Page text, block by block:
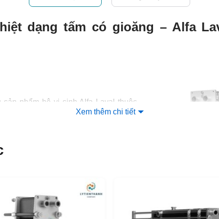
dạng tấm có gioăng – Alfa
sản phẩm hệ vi sinh Alfa Laval thuộc
cao cấp, được thiết kế đặc biệt cho
sản phẩm cách tinh tế. Một số tính
cả tấm và gioăng giúp sản xuất thực
Xem thêm chi tiết